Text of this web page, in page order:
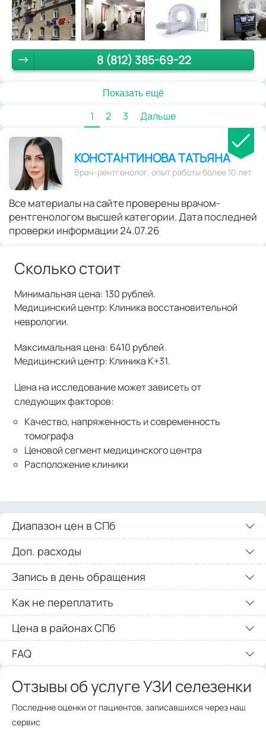
8 (812) 385-69-22
Показать ещё
1 2 3 Дальше
КОНСТАНТИНОВА ТАТЬЯНА
Врач-рентгенолог, опыт работы более 10 лет
Все материалы на сайте проверены врачом-
рентгенологом высшей категории. Дата последней
проверки информации 24.07.26
Сколько стоит
Минимальная цена: 130 рублей.
Медицинский центр: Клиника восстановительной
неврологии.
Максимальная цена: 6410 рублей.
Медицинский центр: Клиника К+31.
Цена на исследование может зависеть от
следующих факторов:
Качество, напряженность и современность
томографа
Ценовой сегмент медицинского центра
Расположение клиники
Диапазон цен в СПб
Доп. расходы
Запись в день обращения
Как не переплатить
Цена в районах СПб
FAQ
Отзывы об услуге УЗИ селезенки
Последние оценки от пациентов, записавшихся через наш
сервис